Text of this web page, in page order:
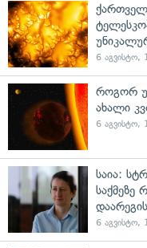
6 აგვისტო,
როგორ
ახალი
6 აგვისტო,
საია:
საქმეზე
6 აგვისტო,